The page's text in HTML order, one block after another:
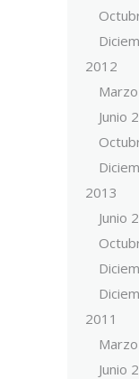
2012
Junio
2013
Junio
2011
Junio